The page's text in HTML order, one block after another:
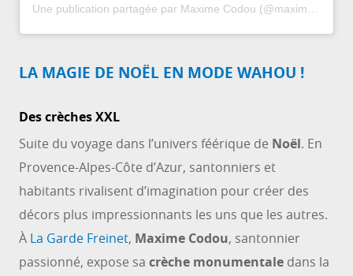
LA MAGIE DE NOËL EN MODE WAHOU !
Des crèches XXL
Suite du voyage dans l’univers féérique de Noël. En
Provence-Alpes-Côte d’Azur, santonniers et
habitants rivalisent d’imagination pour créer des
décors plus impressionnants les uns que les autres.
À La Garde Freinet, Maxime Codou, santonnier
passionné, expose sa crèche monumentale dans la